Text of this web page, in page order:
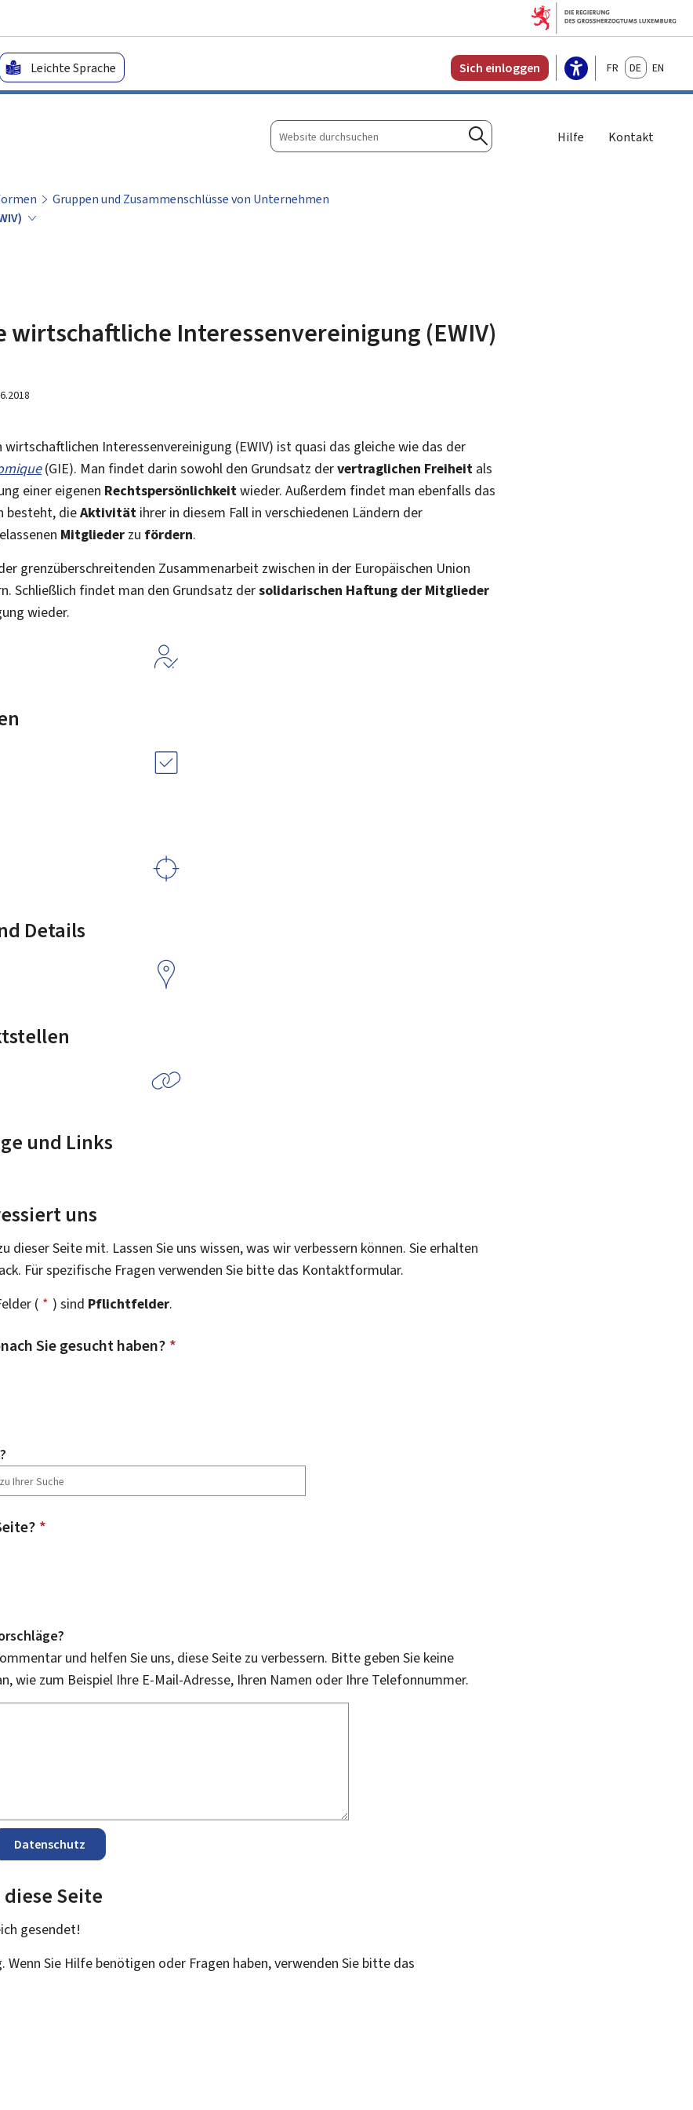
Leichte Sprache Sich einloggen FrançaisDeutschEnglish
Website
durchsuchen
Suchen
Hilfe Kontakt
Gruppen und Zusammenschlüsse von Unternehmen
wirtschaftliche Interessenvereinigung (EWIV)
wirtschaftlichen Interessenvereinigung (EWIV) ist quasi das gleiche wie das der
(GIE). Man findet darin sowohl den Grundsatz dervertraglichen Freiheit als
einer eigenen Rechtspersönlichkeitwieder. Außerdem findet man ebenfalls das
besteht, dieAktivität ihrer in diesem Fall in verschiedenen Ländern der
Mitglieder zu fördern.
grenzüberschreitenden Zusammenarbeit zwischen in der Europäischen Union
Schließlich findet man den Grundsatz dersolidarischen Haftung der Mitglieder
wieder.
Details
und Links
uns
dieser Seite mit. Lassen Sie uns wissen, was wir verbessern können. Sie erhalten
Für spezifische Fragen verwenden Sie bitte das Kontaktformular.
( * ) sind Pflichtfelder.
Sie gesucht haben? *
*
und helfen Sie uns, diese Seite zu verbessern. Bitte geben Sie keine
wie zum Beispiel Ihre E-Mail-Adresse, Ihren Namen oder Ihre Telefonnummer.
Datenschutz
Seite
gesendet!
Wenn Sie Hilfe benötigen oder Fragen haben, verwenden Sie bitte das